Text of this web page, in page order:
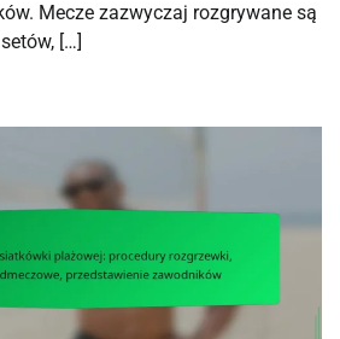
Mecze zazwyczaj rozgrywane są
[…]